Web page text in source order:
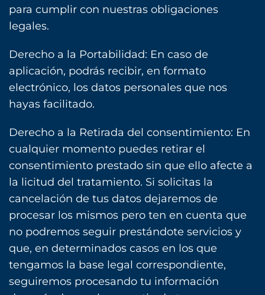
para cumplir con nuestras obligaciones
legales.
Derecho a la Portabilidad: En caso de
aplicación, podrás recibir, en formato
electrónico, los datos personales que nos
hayas facilitado.
Derecho a la Retirada del consentimiento: En
cualquier momento puedes retirar el
consentimiento prestado sin que ello afecte a
la licitud del tratamiento. Si solicitas la
cancelación de tus datos dejaremos de
procesar los mismos pero ten en cuenta que
no podremos seguir prestándote servicios y
que, en determinados casos en los que
tengamos la base legal correspondiente,
seguiremos procesando tu información